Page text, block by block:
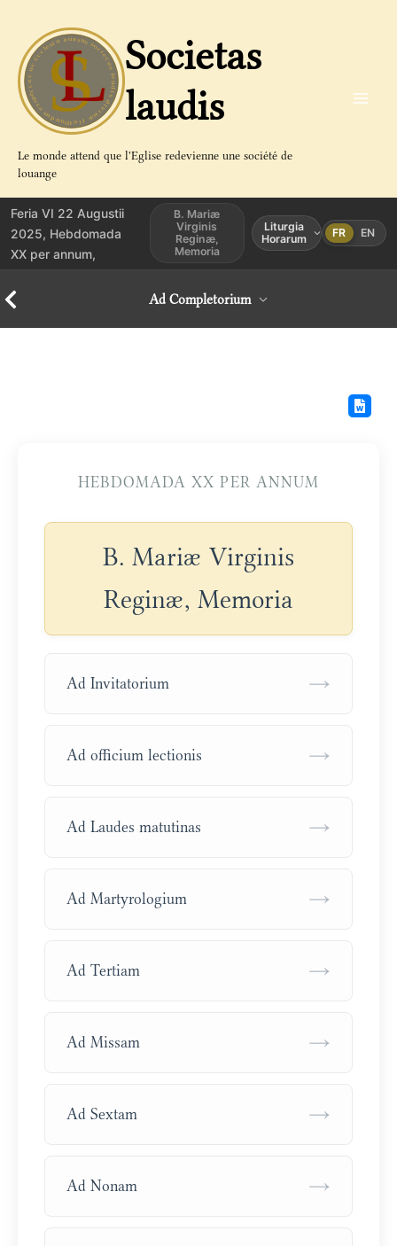
contenu
Societas
laudis
Le monde attend que l'Eglise redevienne une société de
louange
Feria VI 22 Augustii
2025, Hebdomada
XX per annum,
B. Mariæ
Virginis
Reginæ,
Memoria
Liturgia
Horarum
FR EN
Ad Completorium
HEBDOMADA XX PER ANNUM
B. Mariæ Virginis
Reginæ, Memoria
Ad Invitatorium →
Ad officium lectionis →
Ad Laudes matutinas →
Ad Martyrologium →
Ad Tertiam →
Ad Missam →
Ad Sextam →
Ad Nonam →